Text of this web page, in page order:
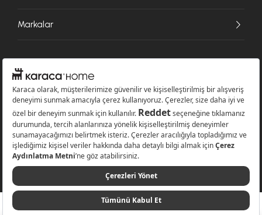
Markalar
© 2026 Karaca Home Collection Tekstil Sanayi ve Ticaret A.Ş. - Tüm hakları
saklıdır.